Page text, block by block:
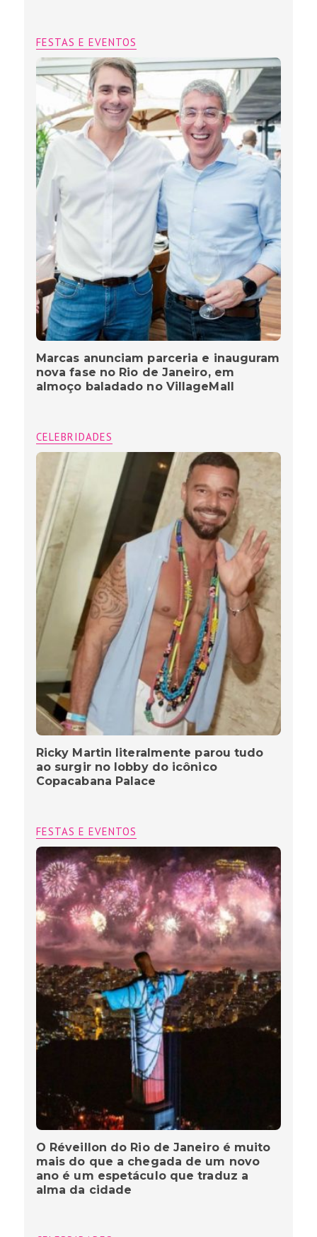
FESTAS E EVENTOS
Marcas anunciam parceria e inauguram
nova fase no Rio de Janeiro, em
almoço baladado no VillageMall
CELEBRIDADES
Ricky Martin literalmente parou tudo
ao surgir no lobby do icônico
Copacabana Palace
FESTAS E EVENTOS
O Réveillon do Rio de Janeiro é muito
mais do que a chegada de um novo
ano é um espetáculo que traduz a
alma da cidade